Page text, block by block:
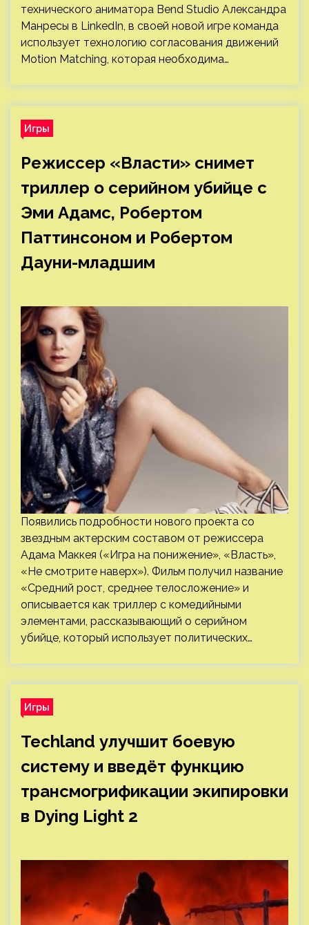
технического аниматора Bend Studio Александра
Манресы в LinkedIn, в своей новой игре команда
использует технологию согласования движений
Motion Matching, которая необходима…
Игры
Режиссер «Власти» снимет
триллер о серийном убийце с
Эми Адамс, Робертом
Паттинсоном и Робертом
Дауни-младшим
Появились подробности нового проекта со
звездным актерским составом от режиссера
Адама Маккея («Игра на понижение», «Власть»,
«Не смотрите наверх»). Фильм получил название
«Средний рост, среднее телосложение» и
описывается как триллер с комедийными
элементами, рассказывающий о серийном
убийце, который использует политических…
Игры
Techland улучшит боевую
систему и введёт функцию
трансмогрификации экипировки
в Dying Light 2